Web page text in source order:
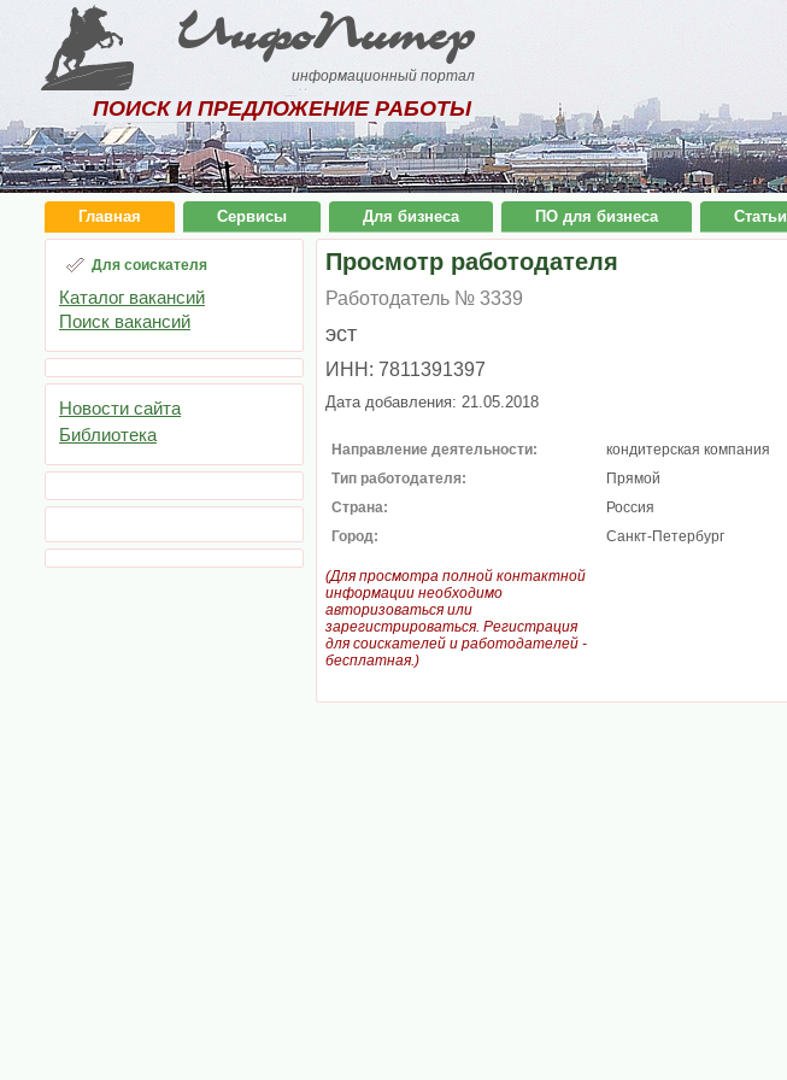
ИнфоПитер
информационный портал
ПОИСК И ПРЕДЛОЖЕНИЕ РАБОТЫ
Главная Сервисы Для бизнеса ПО для бизнеса Статьи
Для соискателя
Каталог вакансий
Поиск вакансий
Новости сайта
Библиотека
Просмотр работодателя
Работодатель № 3339
эст
ИНН: 7811391397
Дата добавления: 21.05.2018
Направление деятельности:
кондитерская компания
Тип работодателя:
Прямой
Страна:
Россия
Город:
Санкт-Петербург
(Для просмотра полной контактной
информации необходимо
авторизоваться или
зарегистрироваться. Регистрация
для соискателей и работодателей -
бесплатная.)